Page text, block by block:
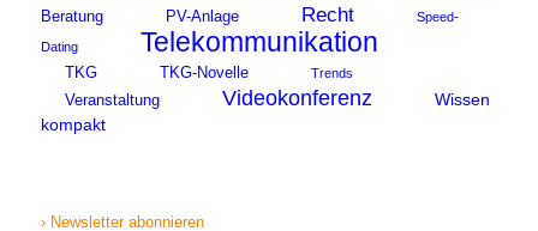
Beratung
PV-Anlage Recht Speed-
Dating Telekommunikation
TKG TKG-Novelle Trends
Veranstaltung Videokonferenz
Wissen
kompakt
› Newsletter abonnieren